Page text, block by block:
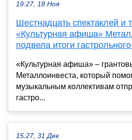
19:27, 18 Ноя
Шестнадцать спектаклей и
«Культурная афиша»
подвела итоги
«Культурная афиша» –
Металлоинвеста, который
музыкальным коллективам
гастро...
15:27, 31 Дек